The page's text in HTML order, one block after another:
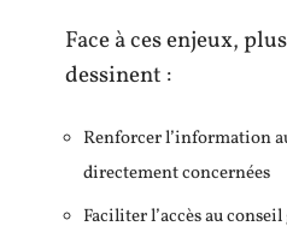
Face à ces enjeux,
dessinent :
Renforcer l’information
directement concernées
Faciliter l’accès au